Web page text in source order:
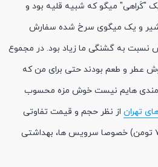
"کَراهی" میگو که شبیه قلیه بود و
و یک میگوی سرخ شده سفارش
نسبت به گشنگی ما زیاد بود. در مجموع
عطر و طعم بودند حتی برای من که
مندی هایم نیست خوش مزه محسوب
تهران از نظر حجم و قیمت تفاوتی
نداشت. (جمع نهایی حدودا ۷۰۰ تومن) خصوصا سرویس ها، بهداشتی